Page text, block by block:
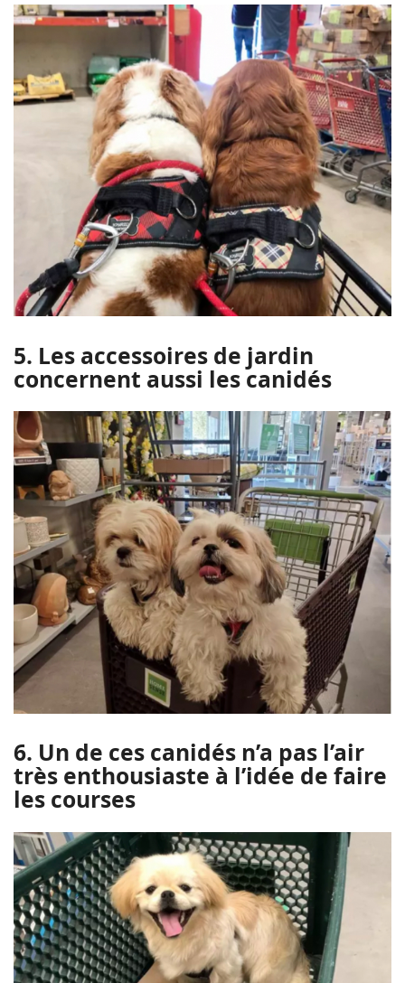
5. Les accessoires de jardin
concernent aussi les canidés
6. Un de ces canidés n’a pas l’air
très enthousiaste à l’idée de faire
les courses